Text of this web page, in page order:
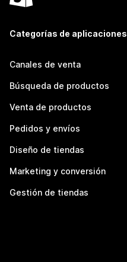
Categorías de aplicaciones
Canales de venta
Búsqueda de productos
Venta de productos
Pedidos y envíos
Diseño de tiendas
Marketing y conversión
Gestión de tiendas